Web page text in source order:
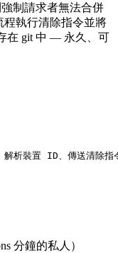
制請求者無法合併
程執行清除指令並將
在 git 中 — 永久、可
析裝置 ID、傳送清除指
分鐘的私人）